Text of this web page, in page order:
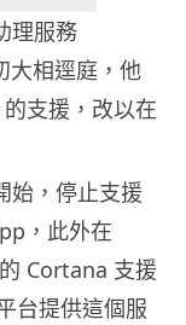
理服務
大相逕庭，他
支援，改以在
始，停止支援
，此外在
Cortana 支援
台提供這個服